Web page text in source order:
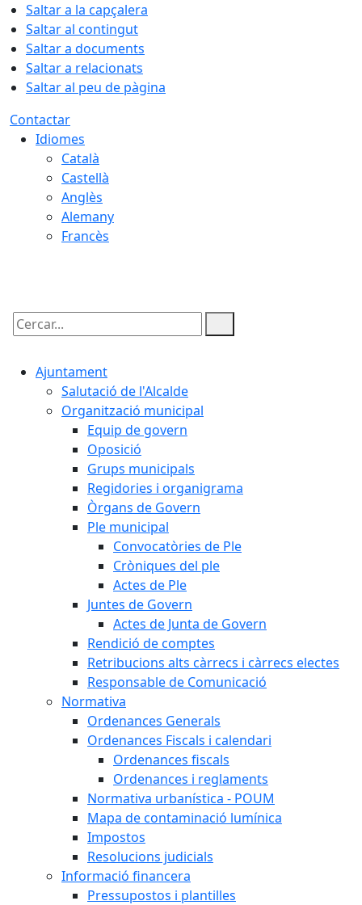
Saltar a la capçalera
Saltar al contingut
Saltar a documents
Saltar a relacionats
Saltar al peu de pàgina
Contactar
Idiomes
Català
Castellà
Anglès
Alemany
Francès
Cercar:
Ajuntament
Salutació de l'Alcalde
Organització municipal
Equip de govern
Oposició
Grups municipals
Regidories i organigrama
Òrgans de Govern
Ple municipal
Convocatòries de Ple
Cròniques del ple
Actes de Ple
Juntes de Govern
Actes de Junta de Govern
Rendició de comptes
Retribucions alts càrrecs i càrrecs electes
Responsable de Comunicació
Normativa
Ordenances Generals
Ordenances Fiscals i calendari
Ordenances fiscals
Ordenances i reglaments
Normativa urbanística - POUM
Mapa de contaminació lumínica
Impostos
Resolucions judicials
Informació financera
Pressupostos i plantilles